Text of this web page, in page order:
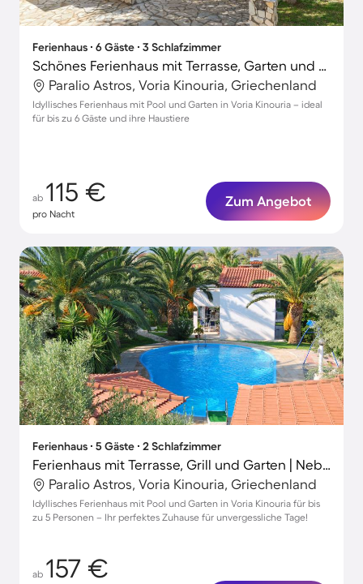
Ferienhaus ∙ 6 Gäste ∙ 3 Schlafzimmer
Schönes Ferienhaus mit Terrasse, Garten und Grill | Strand in der Nähe | Haustiere erlaubt
Paralio Astros, Voria Kinouria, Griechenland
Idyllisches Ferienhaus mit Pool und Garten in Voria Kinouria – ideal
für bis zu 6 Gäste und ihre Haustiere
ab 115 €
pro Nacht
Zum Angebot
Ferienhaus ∙ 5 Gäste ∙ 2 Schlafzimmer
Ferienhaus mit Terrasse, Grill und Garten | Neben dem Strand | Hunde erlaubt
Paralio Astros, Voria Kinouria, Griechenland
Idyllisches Ferienhaus mit Pool und Garten in Voria Kinouria für bis
zu 5 Personen – Ihr perfektes Zuhause für unvergessliche Tage!
ab 157 €